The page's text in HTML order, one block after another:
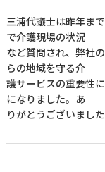
三浦代議士は昨年ま
で介護現場の状況
など質問され、弊社
らの地域を守る介
護サービスの重要性
になりました。あ
りがとうございました